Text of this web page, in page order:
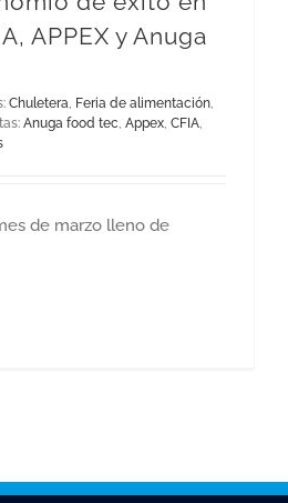
APPEX y Anuga
Chuletera, Feria de alimentación,
Anuga food tec, Appex, CFIA,
de marzo lleno de